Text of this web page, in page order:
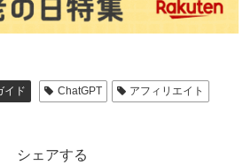
イド ChatGPT
アフィリエイト
シェアする